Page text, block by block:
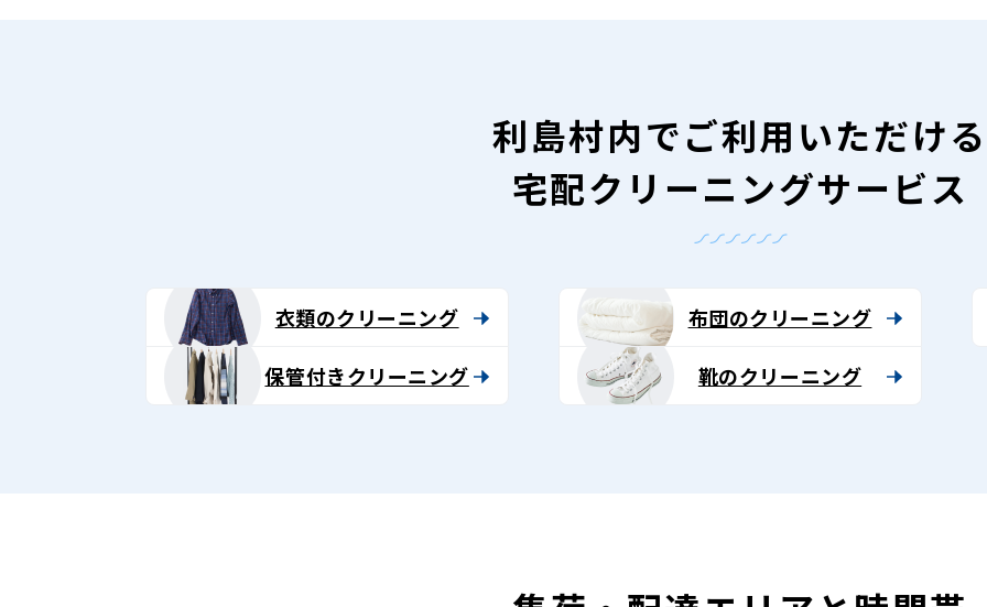
利島村内でご利用いただける
宅配クリーニングサービス
衣類のクリーニング
保管付きクリーニング
布団のクリーニング
靴のクリーニング